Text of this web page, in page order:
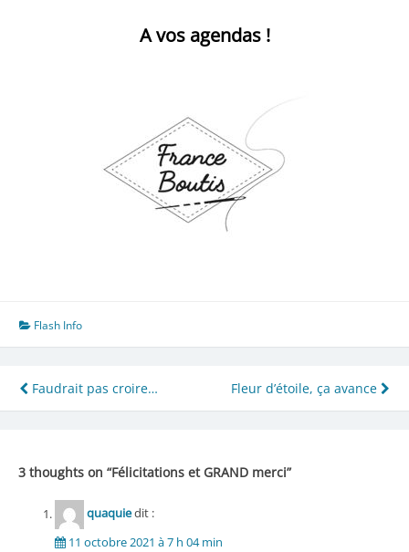
A vos agendas !
Flash Info
Navigation
de
Faudrait pas croire… Fleur d’étoile, ça avance
3 thoughts on “Félicitations et GRAND merci”
quaquiedit :
11 octobre 2021 à 7 h 04 min